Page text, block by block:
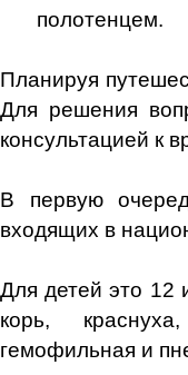
полотенцем.
Планируя
Для решения
консультацией к
В первую
входящих в
Для детей это 12
корь,
гемофильная и